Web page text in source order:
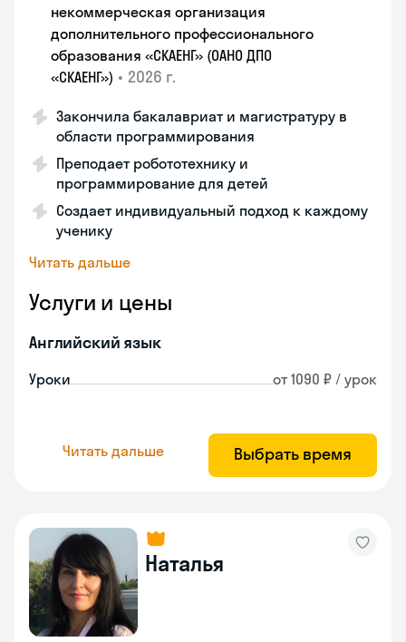
некоммерческая организация
дополнительного профессионального
образования «СКАЕНГ» (ОАНО ДПО
«СКАЕНГ») • 2026 г.
Закончила бакалавриат и магистратуру в
области программирования
Преподает робототехнику и
программирование для детей
Создает индивидуальный подход к каждому
ученику
Читать дальше
Услуги и цены
Английский язык
Уроки от 1090 ₽ / урок
Читать дальше Выбрать время
Наталья